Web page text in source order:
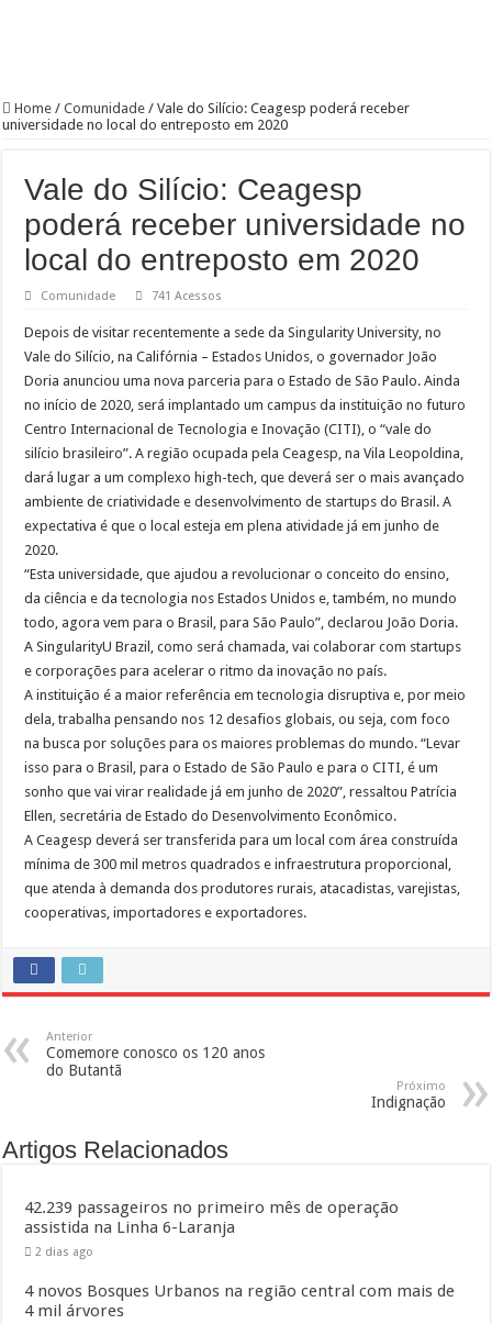
Home / Comunidade / Vale do Silício: Ceagesp poderá receber
universidade no local do entreposto em 2020
Vale do Silício: Ceagesp
poderá receber universidade no
local do entreposto em 2020
Comunidade 741 Acessos
Depois de visitar recentemente a sede da Singularity University, no
Vale do Silício, na Califórnia – Estados Unidos, o governador João
Doria anunciou uma nova parceria para o Estado de São Paulo. Ainda
no início de 2020, será implantado um campus da instituição no futuro
Centro Internacional de Tecnologia e Inovação (CITI), o “vale do
silício brasileiro”. A região ocupada pela Ceagesp, na Vila Leopoldina,
dará lugar a um complexo high-tech, que deverá ser o mais avançado
ambiente de criatividade e desenvolvimento de startups do Brasil. A
expectativa é que o local esteja em plena atividade já em junho de
2020.
“Esta universidade, que ajudou a revolucionar o conceito do ensino,
da ciência e da tecnologia nos Estados Unidos e, também, no mundo
todo, agora vem para o Brasil, para São Paulo”, declarou João Doria.
A SingularityU Brazil, como será chamada, vai colaborar com startups
e corporações para acelerar o ritmo da inovação no país.
A instituição é a maior referência em tecnologia disruptiva e, por meio
dela, trabalha pensando nos 12 desafios globais, ou seja, com foco
na busca por soluções para os maiores problemas do mundo. “Levar
isso para o Brasil, para o Estado de São Paulo e para o CITI, é um
sonho que vai virar realidade já em junho de 2020”, ressaltou Patrícia
Ellen, secretária de Estado do Desenvolvimento Econômico.
A Ceagesp deverá ser transferida para um local com área construída
mínima de 300 mil metros quadrados e infraestrutura proporcional,
que atenda à demanda dos produtores rurais, atacadistas, varejistas,
cooperativas, importadores e exportadores.
Anterior
Comemore conosco os 120 anos
do Butantã
Próximo
Indignação
Artigos Relacionados
42.239 passageiros no primeiro mês de operação
assistida na Linha 6-Laranja
2 dias ago
4 novos Bosques Urbanos na região central com mais de
4 mil árvores